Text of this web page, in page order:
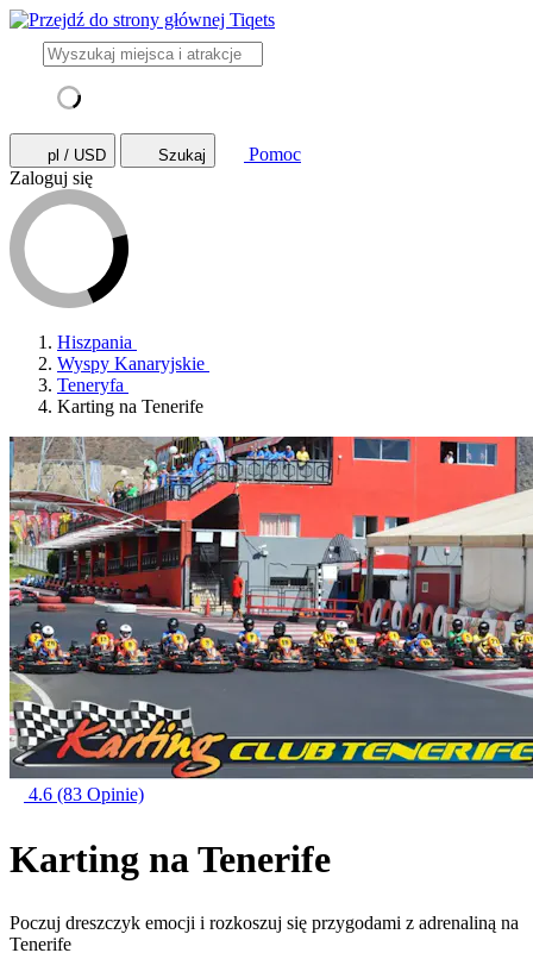
pl / USD Szukaj
Pomoc
Zaloguj się
Hiszpania
Wyspy Kanaryjskie
Teneryfa
Karting na Tenerife
4.6 (83 Opinie)
Karting na Tenerife
Poczuj dreszczyk emocji i rozkoszuj się przygodami z adrenaliną na
Tenerife